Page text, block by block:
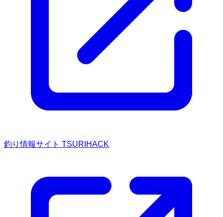
釣り情報サイト TSURIHACK